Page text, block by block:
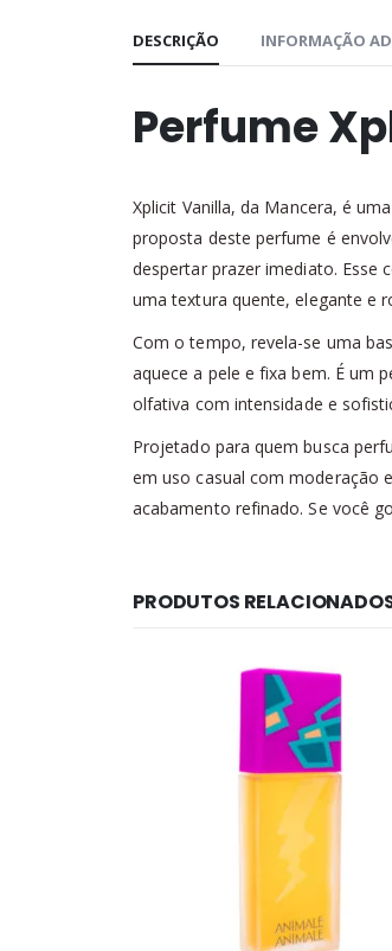
DESCRIÇÃO INFORMAÇÃO
Perfume
Xplicit Vanilla, da Mancera, é
proposta deste perfume é
despertar prazer imediato.
uma textura quente, elegante e
Com o tempo, revela-se uma
aquece a pele e fixa bem. É um
olfativa com intensidade e
Projetado para quem busca
em uso casual com moderação
acabamento refinado. Se você
PRODUTOS